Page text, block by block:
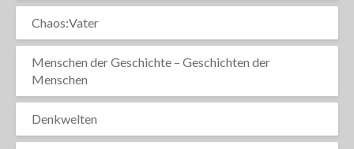
Chaos:Vater
Menschen der Geschichte – Geschichten der
Menschen
Denkwelten